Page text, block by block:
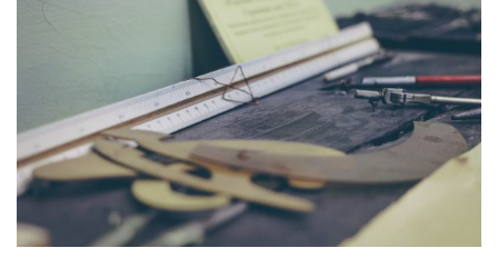
WeiserLeben GmbH
Bergheimerstraße 45
A-5020 Salzburg
office@weiserleben.at
+43(0) 664 244 88 38